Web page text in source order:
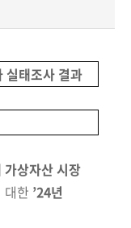
실태조사 결과
가상자산 시장
대한 ’24년